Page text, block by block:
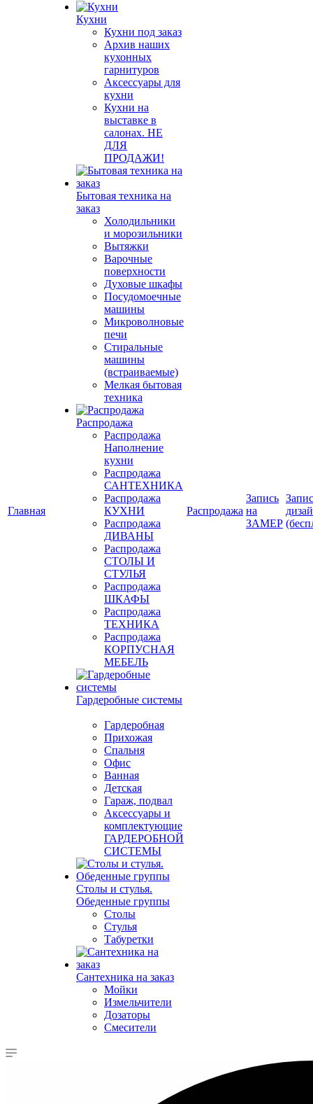
Главная
Кухни
Кухни под заказ
Архив наших
кухонных
гарнитуров
Аксессуары для
кухни
Кухни на
выставке в
салонах. НЕ
ДЛЯ
ПРОДАЖИ!
Бытовая техника на
заказ
Холодильники
и морозильники
Вытяжки
Варочные
поверхности
Духовые шкафы
Посудомоечные
машины
Микроволновые
печи
Стиральные
машины
(встраиваемые)
Мелкая бытовая
техника
Распродажа
Распродажа
Наполнение
кухни
Распродажа
САНТЕХНИКА
Распродажа
КУХНИ
Распродажа
ДИВАНЫ
Распродажа
СТОЛЫ И
СТУЛЬЯ
Распродажа
ШКАФЫ
Распродажа
ТЕХНИКА
Распродажа
КОРПУСНАЯ
МЕБЕЛЬ
Гардеробные системы
Гардеробная
Прихожая
Спальня
Офис
Ванная
Детская
Гараж, подвал
Аксессуары и
комплектующие
ГАРДЕРОБНОЙ
СИСТЕМЫ
Столы и стулья.
Обеденные группы
Столы
Стулья
Табуретки
Сантехника на заказ
Мойки
Измельчители
Дозаторы
Смесители
Распродажа
Запись
на
ЗАМЕР